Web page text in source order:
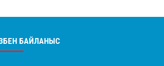
БАЙЛАНЫС